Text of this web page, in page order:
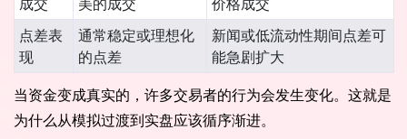
点差表
现
通常稳定或理想化
的点差
新闻或低流动性期间点差可
能急剧扩大
当资金变成真实的，许多交易者的行为会发生变化。这就是
为什么从模拟过渡到实盘应该循序渐进。